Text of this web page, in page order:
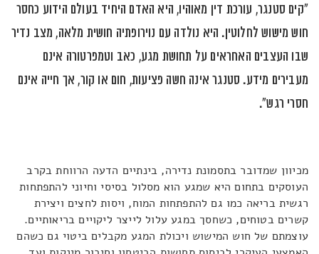
"קים סטנגר, עורכת דין מאוהיו, היא האדם היחיד בעולם הידוע כחסר
חוש מישוש לחלוטין. היא נולדה עם נוירופתיה חושית מלאה, מצב נדיר
שבו העצבים האחראים על תחושת מגע, כאב וטמפרטורה אינם
מעבירים מידע. סטנגר אינה חשה פציעות, חום או קור, אך חייה אינם
חסרי רגש".
מכיוון שמדובר בתסמונת נדירה, בינתיים הדעה הרווחת בקרב
העוסקים בתחום היא שמגע הוא מסלול בסיסי וחיוני להתפתחות
רגשית בריאה כמו גם להתפתחות המוח, ויסות לחצים ויצירת
קשרים בטוחים, כשחסך במגע עלול לייצר ליקויים בריאותיים.
עוצמתם של חוש המישוש ויכולת המגע מקבלים ביטוי גם כשהם